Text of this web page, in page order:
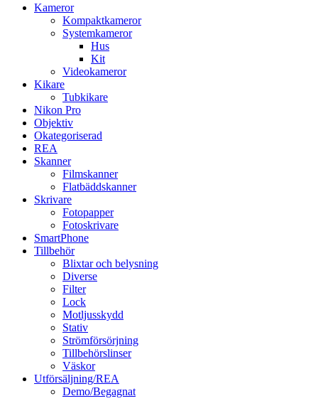
Kameror
Kompaktkameror
Systemkameror
Hus
Kit
Videokameror
Kikare
Tubkikare
Nikon Pro
Objektiv
Okategoriserad
REA
Skanner
Filmskanner
Flatbäddskanner
Skrivare
Fotopapper
Fotoskrivare
SmartPhone
Tillbehör
Blixtar och belysning
Diverse
Filter
Lock
Motljusskydd
Stativ
Strömförsörjning
Tillbehörslinser
Väskor
Utförsäljning/REA
Demo/Begagnat